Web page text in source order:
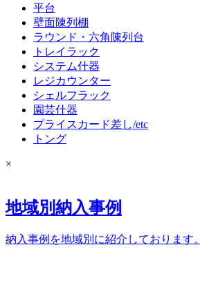
平台
壁面陳列棚
ラウンド・六角陳列台
トレイラック
システム什器
レジカウンター
シェルフラック
園芸什器
プライスカード差し/etc
トング
×
地域別納入事例
納入事例を地域別に紹介しております。